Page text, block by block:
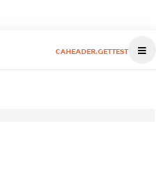
CAHEADER.GETTEST